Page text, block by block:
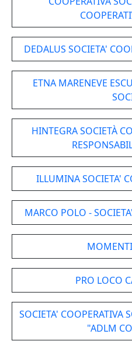
DEDALUS SOCIETA'
ETNA MARENEVE
HINTEGRA SOCIETÀ
ILLUMINA SOCIETA'
MARCO POLO -
PRO LOCO
SOCIETA' COOPERATIVA
"ADLM